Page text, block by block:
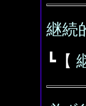
継続
┗【